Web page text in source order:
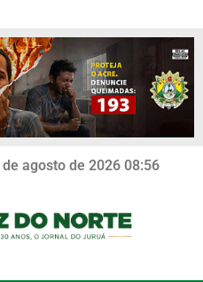
agosto de 2026 08:56